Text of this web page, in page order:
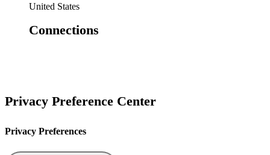
United States
Connections
Privacy Preference Center
Privacy Preferences